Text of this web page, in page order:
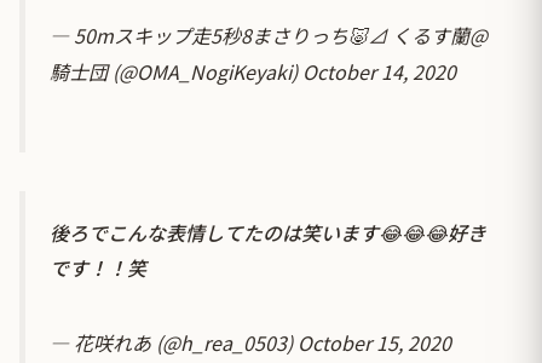
— 50mスキップ走5秒8まさりっち🐷⊿ くるす蘭@
騎士団 (@OMA_NogiKeyaki) October 14, 2020
後ろでこんな表情してたのは笑います😂😂😂好き
です！！笑
— 花咲れあ (@h_rea_0503) October 15, 2020